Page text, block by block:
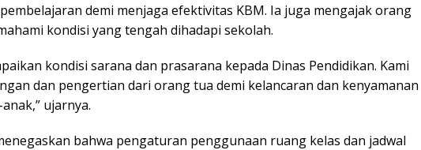
demi menjaga efektivitas KBM. Ia juga mengajak orang
kondisi yang tengah dihadapi sekolah.
kondisi sarana dan prasarana kepada Dinas Pendidikan. Kami
dan pengertian dari orang tua demi kelancaran dan kenyamanan
ujarnya.
bahwa pengaturan penggunaan ruang kelas dan jadwal